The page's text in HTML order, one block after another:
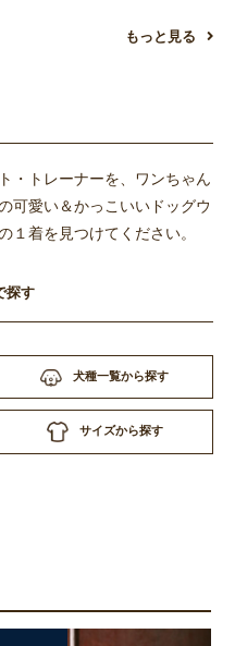
もっと見る
・トレーナーを、ワンちゃん
可愛い＆かっこいいドッグウ
１着を見つけてください。
探す
犬種一覧から探す
サイズから探す